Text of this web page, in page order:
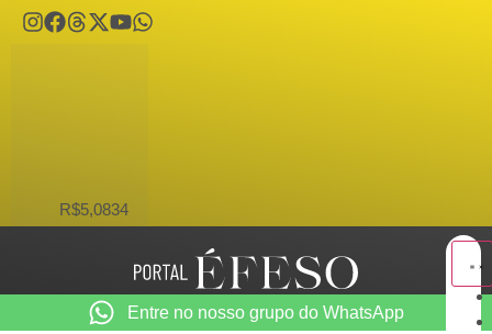
R$5,0834
Entre no nosso grupo do WhatsApp